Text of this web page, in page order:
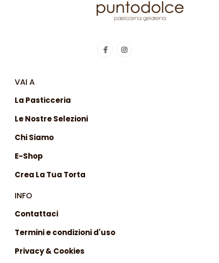
VAI A
La Pasticceria
Le Nostre Selezioni
Chi Siamo
E-Shop
Crea La Tua Torta
INFO
Contattaci
Termini e condizioni d'uso
Privacy & Cookies